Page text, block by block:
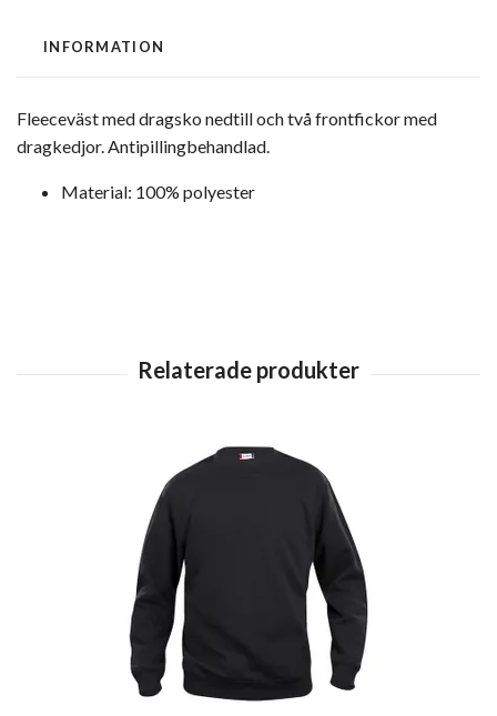
INFORMATION
Fleeceväst med dragsko nedtill och två frontfickor med
dragkedjor. Antipillingbehandlad.
Material: 100% polyester